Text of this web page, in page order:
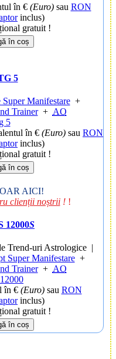
în € (Euro)sau RON
inclus)
gratuit !
în coș
5
Manifestare+
Trainer+ AO
în € (Euro) sau RON
inclus)
gratuit !
în coș
AICI!
clienții noștrii! !
12000S
Trend-uri Astrologice |
Super Manifestare+
Trainer+ AO
în € (Euro)sau RON
inclus)
gratuit !
în coș